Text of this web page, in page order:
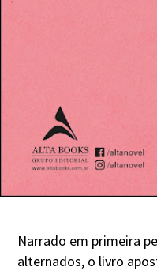
Narrado em primeira
alternados, o livro